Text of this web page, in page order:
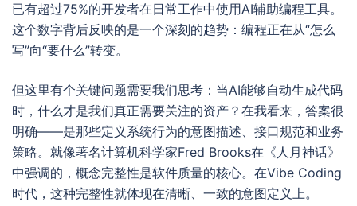
已有超过75%的开发者在日常工作中使用AI辅助编程工具。
这个数字背后反映的是一个深刻的趋势：编程正在从“怎么
写”向“要什么”转变。
但这里有个关键问题需要我们思考：当AI能够自动生成代码
时，什么才是我们真正需要关注的资产？在我看来，答案很
明确——是那些定义系统行为的意图描述、接口规范和业务
策略。就像著名计算机科学家Fred Brooks在《人月神话》
中强调的，概念完整性是软件质量的核心。在Vibe Coding
时代，这种完整性就体现在清晰、一致的意图定义上。